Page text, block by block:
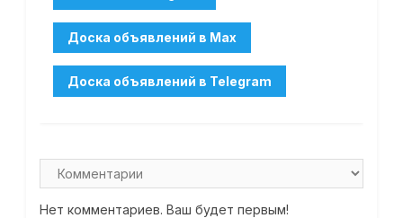
Нет комментариев. Ваш будет первым!